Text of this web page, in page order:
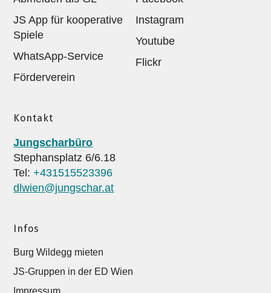
JS App für kooperative
Spiele
WhatsApp-Service
Förderverein
Instagram
Youtube
Flickr
Kontakt
Jungscharbüro
Stephansplatz 6/6.18
Tel:+431515523396
dlwien@jungschar.at
Infos
Burg Wildegg mieten
JS-Gruppen in der ED Wien
Impressum